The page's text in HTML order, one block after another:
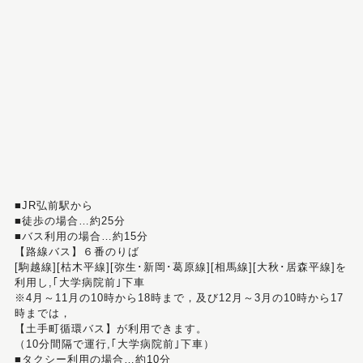
■JR弘前駅から
■徒歩の場合…約25分
■バス利用の場合…約15分
【路線バス】６番のりば
[駒越線][枯木平線][弥生･新岡･葛原線][相馬線][大秋･居森平線]を
利用し,｢大学病院前｣下車
※4月～11月の10時から18時まで，及び12月～3月の10時から17
時までは，
【土手町循環バス】が利用できます。
（10分間隔で運行,｢大学病院前｣下車）
■タクシー利用の場合…約10分